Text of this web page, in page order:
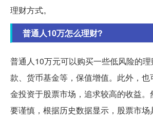
理财方式。
普通人10万怎么理财?
普通人10万元可以购买一些低风险的
款、货币基金等，保值增值。此外，
金投资于股票市场，追求较高的收益
要谨慎，根据历史数据显示，股票市场